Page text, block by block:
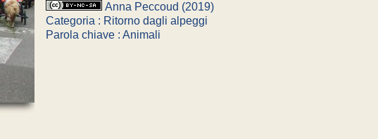
Anna Peccoud (2019)
Categoria : Ritorno dagli alpeggi
Parola chiave : Animali